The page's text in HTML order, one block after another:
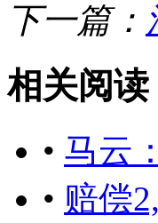
下一篇：
相关阅读
• 马云
• 赔偿